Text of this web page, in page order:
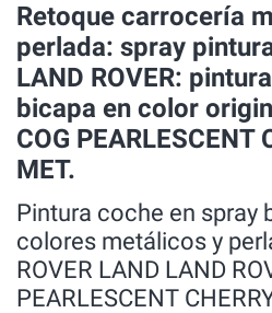
Retoque carrocería
perlada: spray
LAND ROVER:
bicapa en color
COG PEARLESCENT
MET.
Pintura coche en spray
colores metálicos y
ROVER LAND LAND
PEARLESCENT